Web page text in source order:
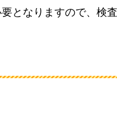
となりますので、検